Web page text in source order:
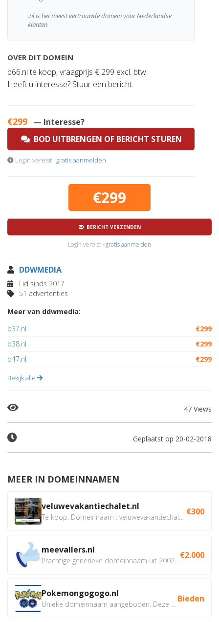
.nl is het meest vertrouwde domein voor Nederlandse
klanten
OVER DIT DOMEIN
b66.nl te koop, vraagprijs € 299 excl. btw.
Heeft u interesse? Stuur een bericht.
€299 — Interesse?
BOD UITBRENGEN OF BERICHT STUREN
Login vereist · gratis aanmelden
€299
BERICHT VERZENDEN
Login vereist · gratis aanmelden
DDWMEDIA
Lid sinds 2017
51 advertenties
Meer van ddwmedia:
b37.nl
€299
b38.nl
€299
b47.nl
€299
Bekijk alle
47 Views
Geplaatst op 20-02-2018
MEER IN DOMEINNAMEN
veluwevakantiechalet.nl €300
meevallers.nl €2.000
Pokemongogogo.nl Bieden